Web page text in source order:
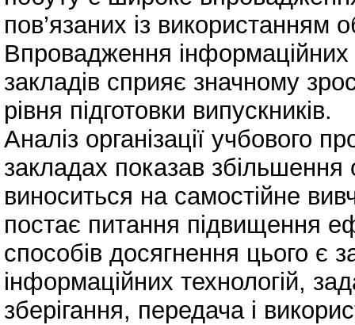
пов’язаних із використанням
Впровадження інформаційних
закладів сприяє значному
рівня підготовки випускників.
Аналіз організації учбового
закладах показав збільшення
виноситься на самостійне
постає питання підвищення
способів досягнення цього є
інформаційних технологій,
зберігання, передача і